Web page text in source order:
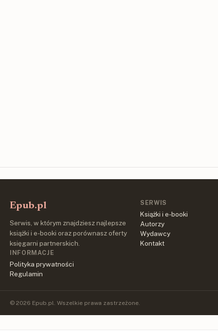
Epub.pl
Serwis, w którym znajdziesz najlepsze
książki i e-booki oraz porównasz oferty
księgarni partnerskich.
SERWIS
Książki i e-booki
Autorzy
Wydawcy
Kontakt
INFORMACJE
Polityka prywatności
Regulamin
© 2026 Epub.pl. Wszelkie prawa zastrzeżone.